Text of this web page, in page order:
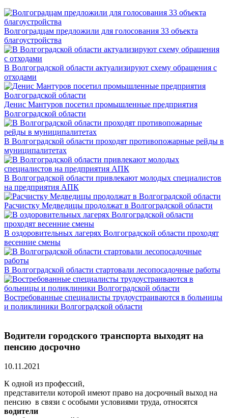
Волгоградцам предложили для голосования 33 объекта
благоустройства
В Волгоградской области актуализируют схему обращения с
отходами
Денис Мантуров посетил промышленные предприятия
Волгоградской области
В Волгоградской области проходят противопожарные рейды в
муниципалитетах
В Волгоградской области привлекают молодых специалистов
на предприятия АПК
Расчистку Медведицы продолжат в Волгоградской области
В оздоровительных лагерях Волгоградской области проходят
весенние смены
В Волгоградской области стартовали лесопосадочные работы
Востребованные специалисты трудоустраиваются в больницы
и поликлиники Волгоградской области
Водители городского транспорта выходят на
пенсию досрочно
10.11.2021
К одной из профессий,
представители которой имеют право на досрочный выход на
пенсию в связи с особыми условиями труда, относятся
водители